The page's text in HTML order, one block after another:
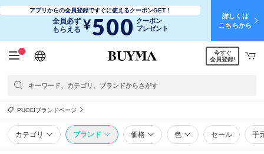
アプリからの会員登録ですぐに使えるクーポンGET！
全員必ず
もらえる ¥500 クーポン
プレゼント
詳しくは
こちらから
日本語
English
简体中文
繁體中文
今すぐ
会員登録!
PUCCIブランドページ
カテゴリ ブランド 価格 色 セール 手